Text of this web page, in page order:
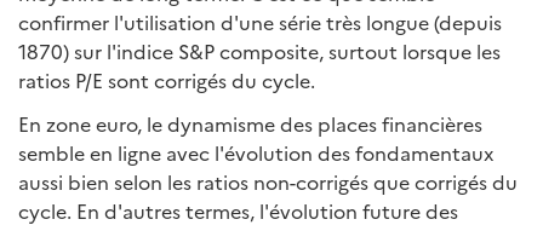
confirmer l'utilisation d'une série très longue (depuis
1870) sur l'indice S&P composite, surtout lorsque les
ratios P/E sont corrigés du cycle.
En zone euro, le dynamisme des places financières
semble en ligne avec l'évolution des fondamentaux
aussi bien selon les ratios non-corrigés que corrigés du
cycle. En d'autres termes, l'évolution future des